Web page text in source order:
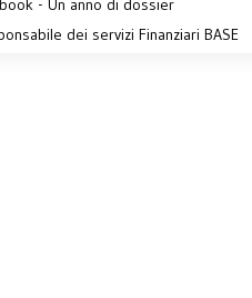
- Un anno di dossier
dei servizi Finanziari BASE